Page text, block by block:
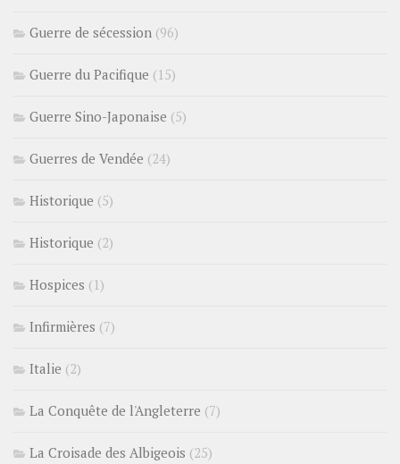
Guerre de sécession (96)
Guerre du Pacifique (15)
Guerre Sino-Japonaise (5)
Guerres de Vendée (24)
Historique (5)
Historique (2)
Hospices (1)
Infirmières (7)
Italie (2)
La Conquête de l'Angleterre (7)
La Croisade des Albigeois (25)